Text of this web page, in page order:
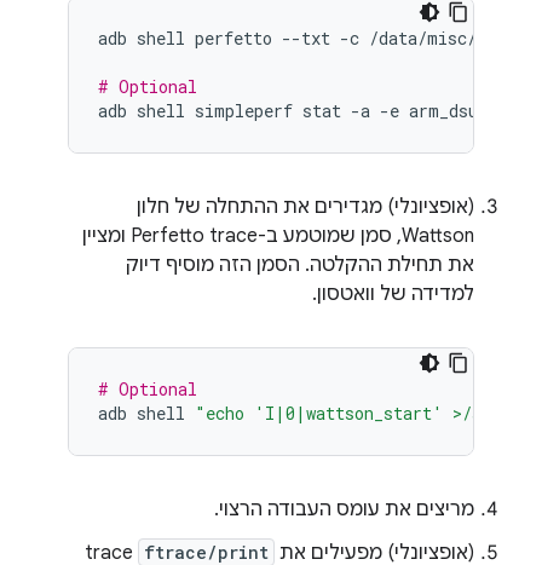
adb shell perfetto --txt -c /data/misc/
# Optional
adb shell simpleperf stat -a -e arm_dsu_0/
(אופציונלי) מגדירים את ההתחלה של חלון
Wattson, סמן שמוטמע ב-Perfetto trace ומציין
את תחילת ההקלטה. הסמן הזה מוסיף דיוק
למדידה של וואטסון.
# Optional
adb shell "echo 'I|0|wattson_start' >/sys/
מריצים את עומס העבודה הרצוי.
(אופציונלי) מפעילים את ftrace/print
trace